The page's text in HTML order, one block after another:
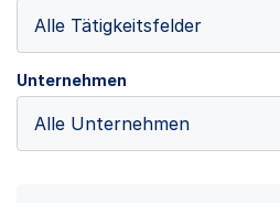
Alle Tätigkeitsfelder
Unternehmen
Alle Unternehmen